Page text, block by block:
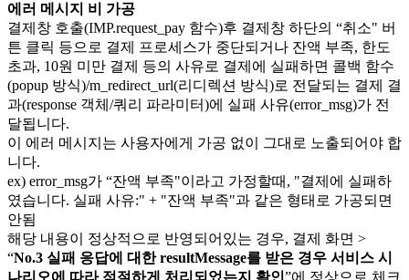
에러 메시지 비 가공
결제창 호출(IMP.request_pay 함수)후 결제창 하단의 “취소" 버
튼 클릭 등으로 결제 프로세스가 중단되거나 잔액 부족, 한도
초과, 10원 미만 결제 등의 사유로 결제에 실패하면 콜백 함수
(popup 방식)/m_redirect_url(리디렉션 방식)로 전달되는 결제 결
과(response 객체/쿼리 파라미터)에 실패 사유(error_msg)가 전
달됩니다.
이 에러 메시지는 사용자에게 가공 없이 그대로 노출되어야 합
니다.
ex) error_msg가 “잔액 부족"이라고 가정할때, "결제에 실패하
였습니다. 실패 사유:" + "잔액 부족"과 같은 형태로 가공되면
안됨
해당 내용이 정상적으로 반영되어있는 경우, 결제 화면 >
“No.3 실패 응답에 대한 resultMessage를 받은 경우 서비스 시